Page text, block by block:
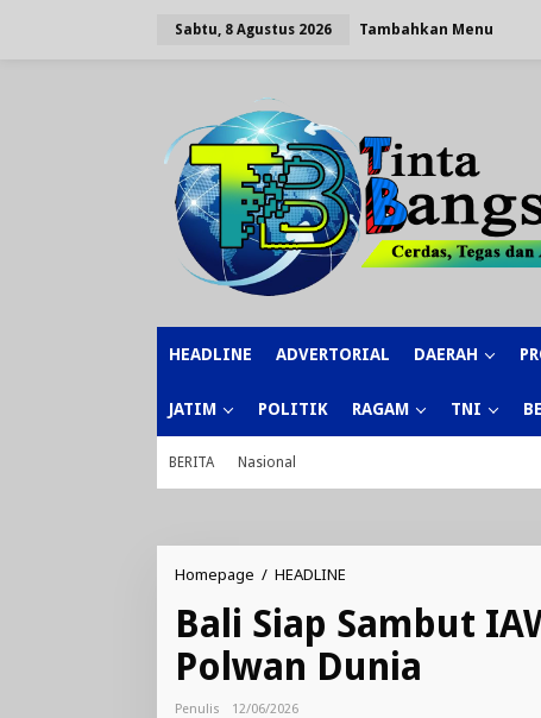
Sabtu, 8 Agustus 2026 Tambahkan Menu
HEADLINE ADVERTORIAL DAERAH
JATIM POLITIK RAGAM TNI
BERITA Nasional
Homepage / HEADLINE
Sambut
IAWP
2026,
Perkuat
Bali Siap Sambut
Polwan Dunia
Penulis
12/06/2026